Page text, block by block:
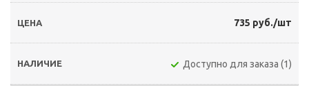
735 руб./шт
Доступно для заказа (1)